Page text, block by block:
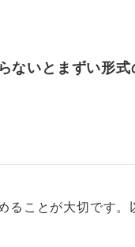
ないとまずい形式
ることが大切です。